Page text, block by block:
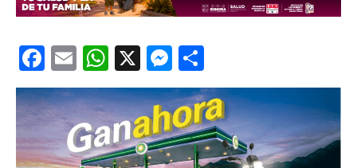
Facebook
EmailWhatsApp
X Messenger